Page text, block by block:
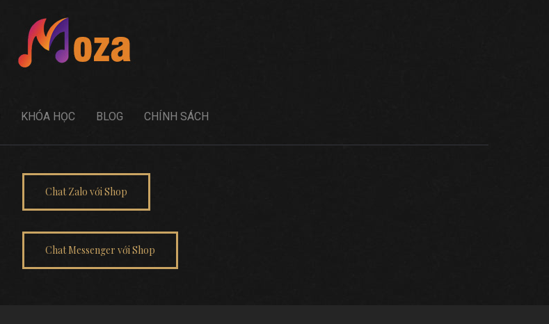
KHÓA HỌC BLOG CHÍNH SÁCH
Chat Zalo với Shop
Chat Messenger với Shop